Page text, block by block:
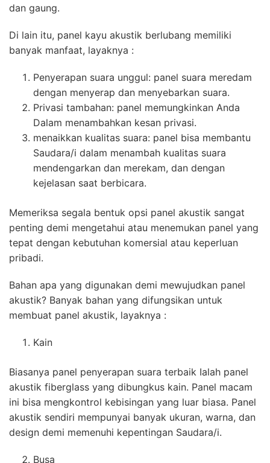
dan gaung.
Di lain itu, panel kayu akustik berlubang memiliki
banyak manfaat, layaknya :
Penyerapan suara unggul: panel suara meredam
dengan menyerap dan menyebarkan suara.
Privasi tambahan: panel memungkinkan Anda
Dalam menambahkan kesan privasi.
menaikkan kualitas suara: panel bisa membantu
Saudara/i dalam menambah kualitas suara
mendengarkan dan merekam, dan dengan
kejelasan saat berbicara.
Memeriksa segala bentuk opsi panel akustik sangat
penting demi mengetahui atau menemukan panel yang
tepat dengan kebutuhan komersial atau keperluan
pribadi.
Bahan apa yang digunakan demi mewujudkan panel
akustik? Banyak bahan yang difungsikan untuk
membuat panel akustik, layaknya :
Kain
Biasanya panel penyerapan suara terbaik Ialah panel
akustik fiberglass yang dibungkus kain. Panel macam
ini bisa mengkontrol kebisingan yang luar biasa. Panel
akustik sendiri mempunyai banyak ukuran, warna, dan
design demi memenuhi kepentingan Saudara/i.
Busa